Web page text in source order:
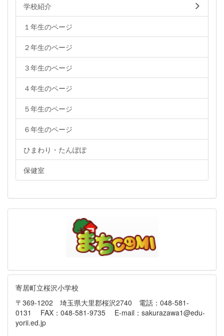
学校紹介
１年生のページ
２年生のページ
３年生のページ
４年生のページ
５年生のページ
６年生のページ
ひまわり・たんぽぽ
保健室
寄居町立桜沢小学校
〒369-1202 埼玉県大里郡桜沢2740 電話：048-581-
0131 FAX：048-581-9735 E-mail：sakurazawa1@edu-
yorii.ed.jp